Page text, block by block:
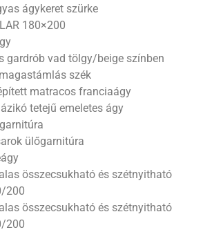
ágykeret szürke
180×200
gardrób vad tölgy/beige színben
szék
matracos franciaágy
tetejű emeletes ágy
ülőgarnitúra
összecsukható és szétnyitható
200
összecsukható és szétnyitható
200